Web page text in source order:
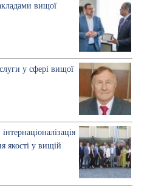
вищої
у сфері вищої
якості у вищій